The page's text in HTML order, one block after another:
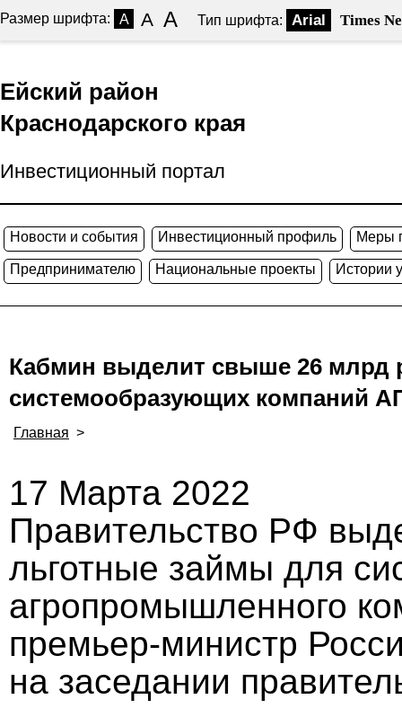
Размер шрифта: A A A Тип шрифта: Arial Times
Ейский район
Краснодарского края
Инвестиционный портал
Новости и события Инвестиционный профиль Меры
Предпринимателю Национальные проекты Истории
Кабмин выделит свыше 26 млрд
системообразующих компаний
Главная >
17 Марта 2022
Правительство РФ
льготные займы для
агропромышленного
премьер-министр
на заседании